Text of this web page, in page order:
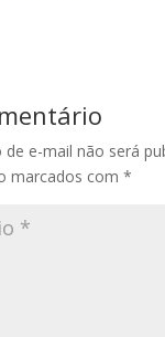
de e-mail não será
marcados com *